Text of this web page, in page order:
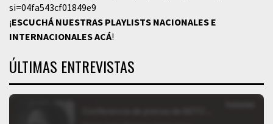
si=04fa543cf01849e9
¡ESCUCHÁ NUESTRAS PLAYLISTS NACIONALES E
INTERNACIONALESACÁ!
ÚLTIMAS ENTREVISTAS